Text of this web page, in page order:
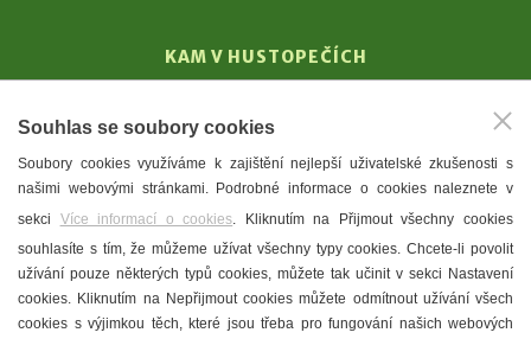
KAM V HUSTOPEČÍCH
T. G. Masaryk
Mandloně
Ubytování
Restaurace
Městské muzeum a galerie
Denní meníčka
Souhlas se soubory cookies
Soubory cookies využíváme k zajištění nejlepší uživatelské zkušenosti s
našimi webovými stránkami. Podrobné informace o cookies naleznete v
sekci Více informací o cookies. Kliknutím na Přijmout všechny cookies
souhlasíte s tím, že můžeme užívat všechny typy cookies. Chcete-li povolit
užívání pouze některých typů cookies, můžete tak učinit v sekci Nastavení
cookies. Kliknutím na Nepřijmout cookies můžete odmítnout užívání všech
cookies s výjimkou těch, které jsou třeba pro fungování našich webových